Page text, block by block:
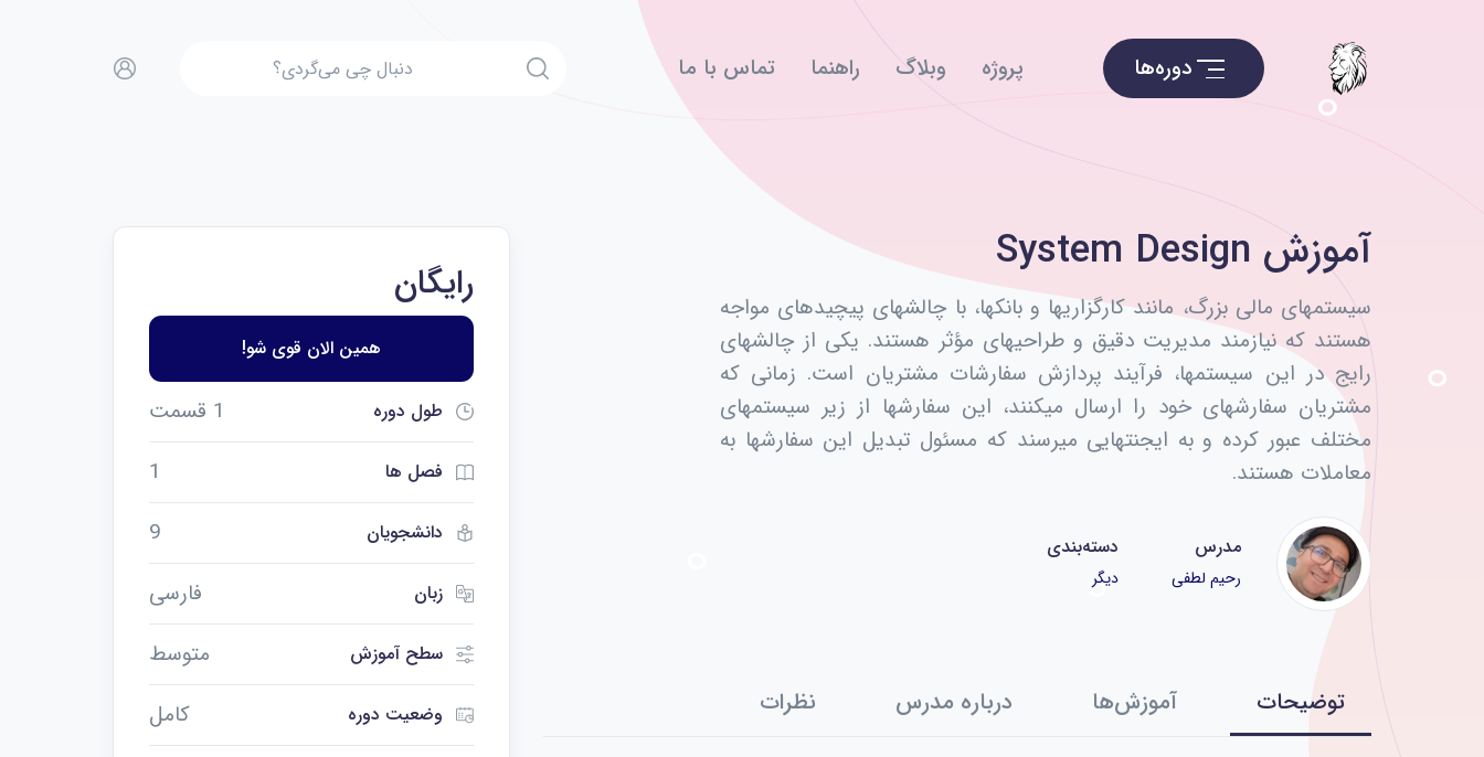
دوره‌ها پروژه وبلاگ راهنما تماس با ما
آموزش System Design
سیستمهای مالی بزرگ، مانند کارگزاریها و بانکها، با چالشهای پیچیدهای مواجه
هستند که نیازمند مدیریت دقیق و طراحیهای مؤثر هستند. یکی از چالشهای
رایج در این سیستمها، فرآیند پردازش سفارشات مشتریان است. زمانی که
مشتریان سفارشهای خود را ارسال میکنند، این سفارشها از زیر سیستمهای
مختلف عبور کرده و به ایجنتهایی میرسند که مسئول تبدیل این سفارشها به
معاملات هستند.
مدرس
رحیم لطفی
دسته‌بندی
دیگر
توضیحات آموزش‌ها درباره مدرس نظرات
رایگان
همین الان قوی شو!
طول دوره 1 قسمت
فصل ها 1
دانشجویان 9
زبان فارسی
سطح آموزش متوسط
وضعیت دوره کامل